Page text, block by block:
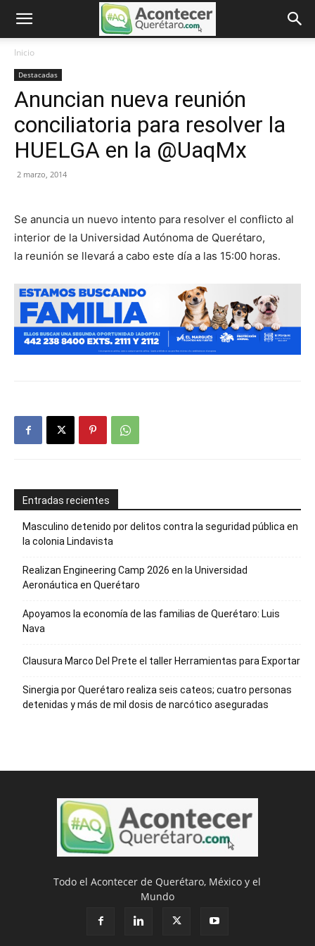
Inicio
Destacadas
Anuncian nueva reunión
conciliatoria para resolver la
HUELGA en la @UaqMx
2 marzo, 2014
Se anuncia un nuevo intento para resolver el conflicto al
interior de la Universidad Autónoma de Querétaro,
la reunión se llevará a cabo este día a las 15:00 horas.
Entradas recientes
Masculino detenido por delitos contra la seguridad pública en
la colonia Lindavista
Realizan Engineering Camp 2026 en la Universidad
Aeronáutica en Querétaro
Apoyamos la economía de las familias de Querétaro: Luis
Nava
Clausura Marco Del Prete el taller Herramientas para Exportar
Sinergia por Querétaro realiza seis cateos; cuatro personas
detenidas y más de mil dosis de narcótico aseguradas
Todo el Acontecer de Querétaro, México y el
Mundo